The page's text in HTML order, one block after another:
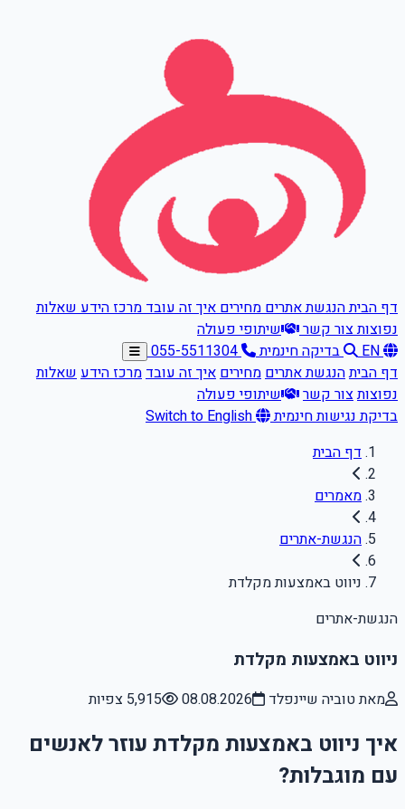
דף הביתהנגשת אתריםמחיריםאיך זה עובדמרכז הידעשאלות
נפוצותצור קשר
שיתופי פעולה
EN
בדיקה חינמית
055-5511304
דף הביתהנגשת אתריםמחיריםאיך זה עובדמרכז הידעשאלות
נפוצותצור קשר
שיתופי פעולה
בדיקת נגישות חינמית
Switch to English
דף הבית
מאמרים
הנגשת-אתרים
ניווט באמצעות מקלדת
הנגשת-אתרים
ניווט באמצעות מקלדת
מאת טוביה שיינפלד 08.08.2026 5,915 צפיות
איך ניווט באמצעות מקלדת עוזר לאנשים
עם מוגבלות?